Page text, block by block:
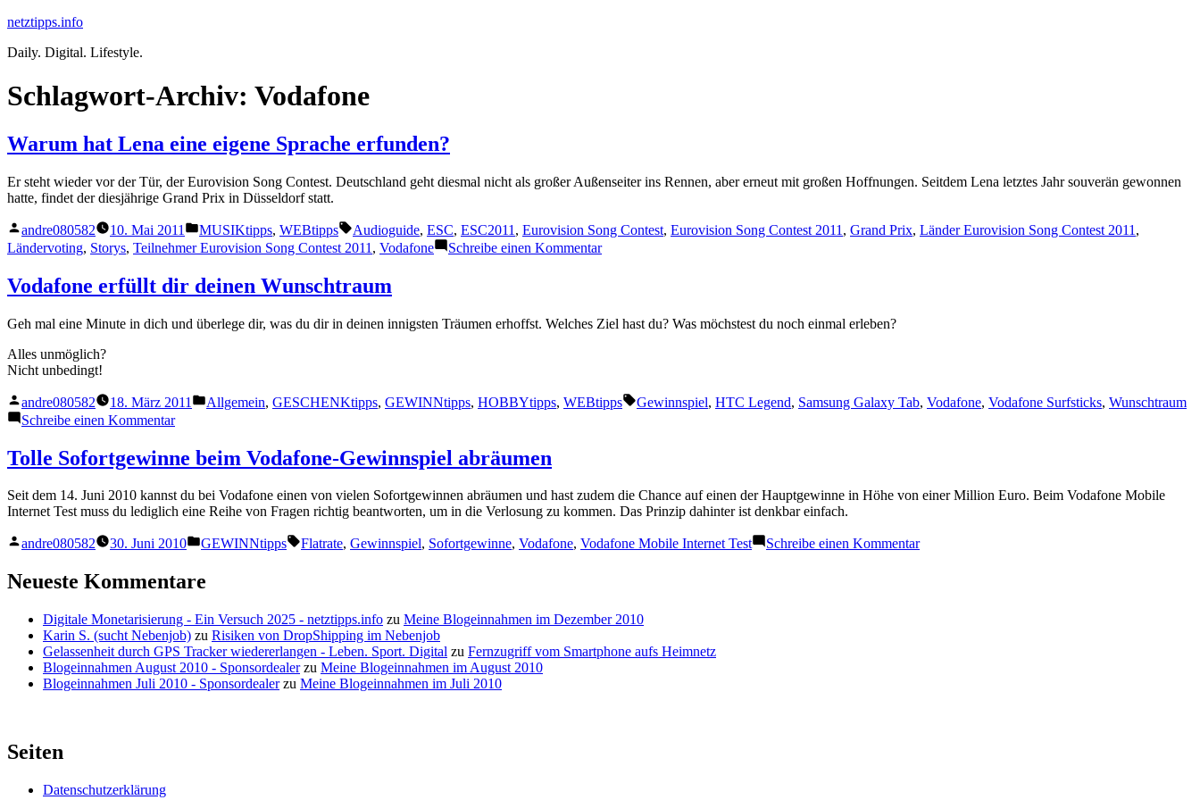
Zum
springen
netztipps.info
Daily. Digital. Lifestyle.
Schlagwort-Archiv: Vodafone
Warum hat Lena eine eigene Sprache erfunden?
Er steht wieder vor der Tür, der Eurovision Song Contest. Deutschland geht diesmal nicht als großer Außenseiter ins Rennen, aber erneut mit großen Hoffnungen. Seitdem Lena letztes Jahr souverän gewonnen
hatte, findet der diesjährige Grand Prix in Düsseldorf statt.
Veröffentlicht
von
andre080582 10. Mai 2011
Veröffentlicht
unter
MUSIKtipps, WEBtipps Schlagwörter:
Audioguide, ESC, ESC2011 , Eurovision Song Contest, Eurovision Song Contest 2011 , Grand Prix, Länder Eurovision Song Contest 2011 ,
Ländervoting, Storys, Teilnehmer Eurovision Song Contest 2011 , Vodafone Schreibe einen Kommentarzu
eigene
Vodafone erfüllt dir deinen Wunschtraum
Geh mal eine Minute in dich und überlege dir, was du dir in deinen innigsten Träumen erhoffst. Welches Ziel hast du? Was möchstest du noch einmal erleben?
Alles unmöglich?
Nicht unbedingt!
Veröffentlicht
von
andre080582 18. März 2011
Veröffentlicht
Allgemein, GESCHENKtipps, GEWINNtipps, HOBBYtipps, WEBtipps Schlagwörter:
Gewinnspiel, HTC Legend, Samsung Galaxy Tab, Vodafone, Vodafone Surfsticks, Wunschtraum
Schreibe einen Kommentarzu
erfüllt
dir
Wunschtraum
Tolle Sofortgewinne beim Vodafone-Gewinnspiel abräumen
Seit dem 14. Juni 2010 kannst du bei Vodafone einen von vielen Sofortgewinnen abräumen und hast zudem die Chance auf einen der Hauptgewinne in Höhe von einer Million Euro. Beim Vodafone Mobile
Internet Test muss du lediglich eine Reihe von Fragen richtig beantworten, um in die Verlosung zu kommen. Das Prinzip dahinter ist denkbar einfach.
Veröffentlicht
andre080582 30. Juni 2010
Veröffentlicht
GEWINNtipps Schlagwörter:
Flatrate, Gewinnspiel, Sofortgewinne, Vodafone, Vodafone Mobile Internet Test Schreibe einen Kommentarzu
Neueste Kommentare
Digitale Monetarisierung - Ein Versuch 2025 - netztipps.info zu Meine Blogeinnahmen im Dezember 2010
Karin S. (sucht Nebenjob) zu Risiken von DropShipping im Nebenjob
Gelassenheit durch GPS Tracker wiedererlangen - Leben. Sport. Digital zu Fernzugriff vom Smartphone aufs Heimnetz
Blogeinnahmen August 2010 - Sponsordealerzu Meine Blogeinnahmen im August 2010
Blogeinnahmen Juli 2010 - Sponsordealerzu Meine Blogeinnahmen im Juli 2010
Seiten
Datenschutzerklärung